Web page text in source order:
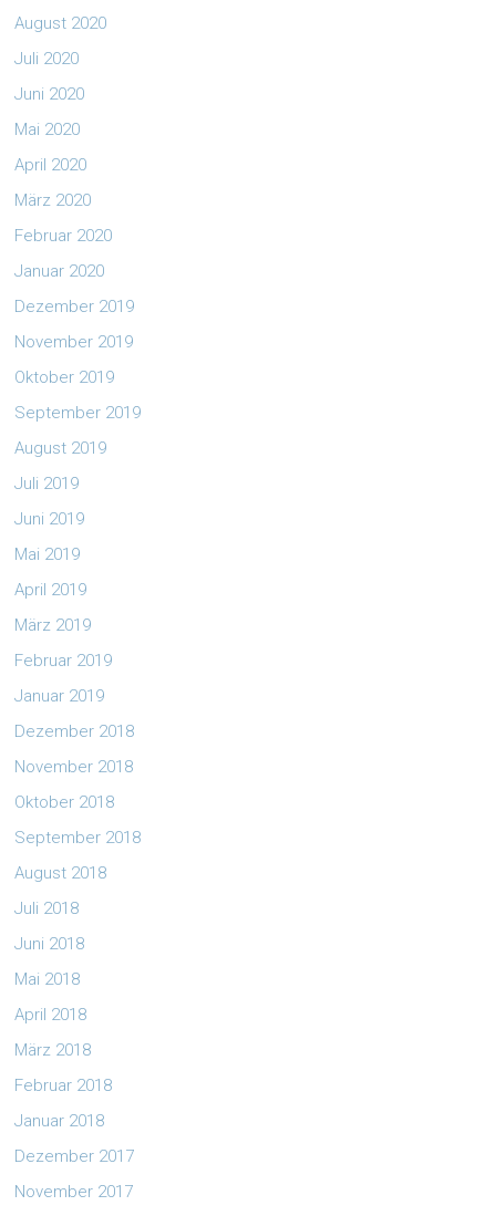
August 2020
Juli 2020
Juni 2020
Mai 2020
April 2020
März 2020
Februar 2020
Januar 2020
Dezember 2019
November 2019
Oktober 2019
September 2019
August 2019
Juli 2019
Juni 2019
Mai 2019
April 2019
März 2019
Februar 2019
Januar 2019
Dezember 2018
November 2018
Oktober 2018
September 2018
August 2018
Juli 2018
Juni 2018
Mai 2018
April 2018
März 2018
Februar 2018
Januar 2018
Dezember 2017
November 2017